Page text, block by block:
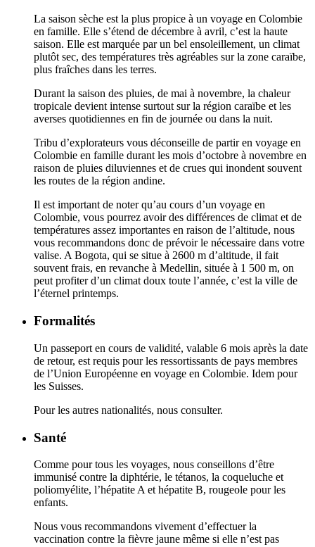
La saison sèche est la plus propice à un voyage en Colombie
en famille. Elle s’étend de décembre à avril, c’est la haute
saison. Elle est marquée par un bel ensoleillement, un climat
plutôt sec, des températures très agréables sur la zone caraïbe,
plus fraîches dans les terres.
Durant la saison des pluies, de mai à novembre, la chaleur
tropicale devient intense surtout sur la région caraïbe et les
averses quotidiennes en fin de journée ou dans la nuit.
Tribu d’explorateurs vous déconseille de partir en voyage en
Colombie en famille durant les mois d’octobre à novembre en
raison de pluies diluviennes et de crues qui inondent souvent
les routes de la région andine.
Il est important de noter qu’au cours d’un voyage en
Colombie, vous pourrez avoir des différences de climat et de
températures assez importantes en raison de l’altitude, nous
vous recommandons donc de prévoir le nécessaire dans votre
valise. A Bogota, qui se situe à 2600 m d’altitude, il fait
souvent frais, en revanche à Medellin, située à 1 500 m, on
peut profiter d’un climat doux toute l’année, c’est la ville de
l’éternel printemps.
Formalités
Un passeport en cours de validité, valable 6 mois après la date
de retour, est requis pour les ressortissants de pays membres
de l’Union Européenne en voyage en Colombie. Idem pour
les Suisses.
Pour les autres nationalités, nous consulter.
Santé
Comme pour tous les voyages, nous conseillons d’être
immunisé contre la diphtérie, le tétanos, la coqueluche et
poliomyélite, l’hépatite A et hépatite B, rougeole pour les
enfants.
Nous vous recommandons vivement d’effectuer la
vaccination contre la fièvre jaune même si elle n’est pas